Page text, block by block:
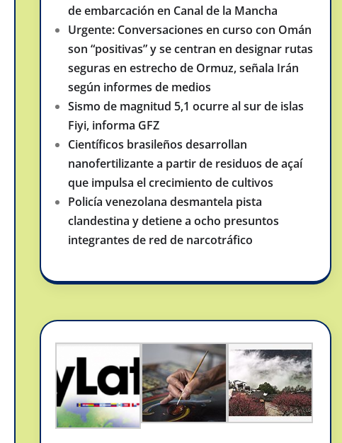
de embarcación en Canal de la Mancha
Urgente: Conversaciones en curso con Omán
son “positivas” y se centran en designar rutas
seguras en estrecho de Ormuz, señala Irán
según informes de medios
Sismo de magnitud 5,1 ocurre al sur de islas
Fiyi, informa GFZ
Científicos brasileños desarrollan
nanofertilizante a partir de residuos de açaí
que impulsa el crecimiento de cultivos
Policía venezolana desmantela pista
clandestina y detiene a ocho presuntos
integrantes de red de narcotráfico